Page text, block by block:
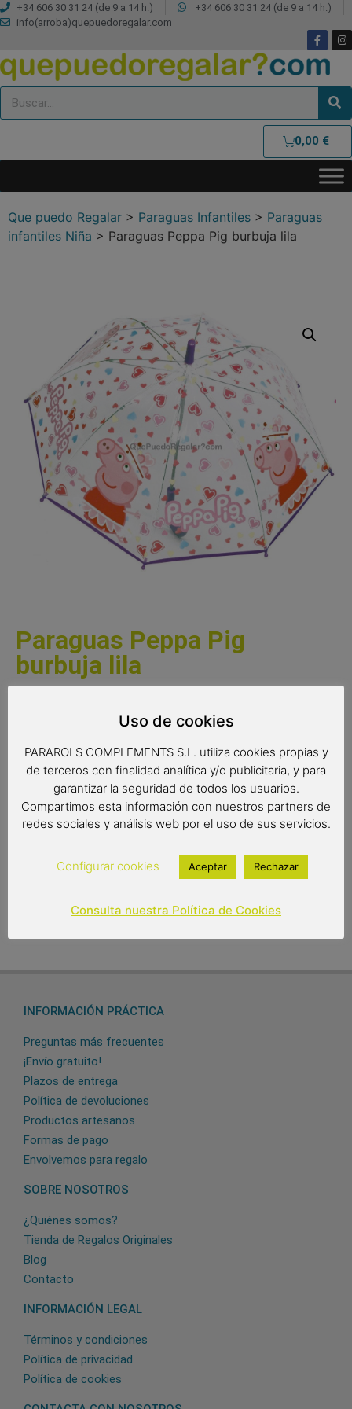
+34 606 30 31 24 (de 9 a 14 h.)
+34 606 30 31 24 (de 9 a 14 h.)
info(arroba)quepuedoregalar.com
0,00 €
Que puedo Regalar > Paraguas Infantiles > Paraguas
infantiles Niña > Paraguas Peppa Pig burbuja lila
Paraguas Peppa Pig
burbuja lila
Medidas: 45cm. de radio, forma de burbuja
8,00€
Out of stock
INFORMACIÓN PRÁCTICA
Preguntas más frecuentes
¡Envío gratuito!
Plazos de entrega
Política de devoluciones
Productos artesanos
Formas de pago
Envolvemos para regalo
SOBRE NOSOTROS
¿Quiénes somos?
Tienda de Regalos Originales
Blog
Contacto
INFORMACIÓN LEGAL
Términos y condiciones
Política de privacidad
Política de cookies
Uso de cookies
PARAROLS COMPLEMENTS S.L. utiliza cookies propias y
de terceros con finalidad analítica y/o publicitaria, y para
garantizar la seguridad de todos los usuarios.
Compartimos esta información con nuestros partners de
redes sociales y análisis web por el uso de sus servicios.
Configurar cookies Aceptar Rechazar
Consulta nuestra Política de Cookies